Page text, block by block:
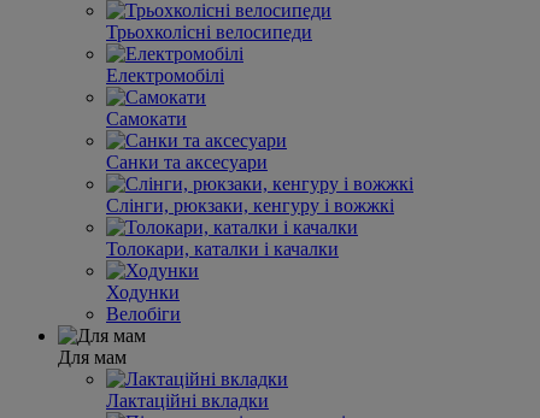
Трьохколісні велосипеди
Електромобілі
Самокати
Санки та аксесуари
Слінги, рюкзаки, кенгуру і вожжкі
Толокари, каталки і качалки
Ходунки
Велобіги
Для мам
Лактаційні вкладки